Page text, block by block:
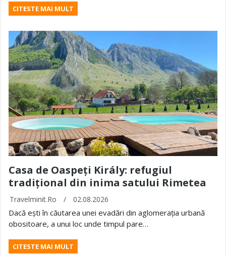
CITESTE MAI MULT
Casa de Oaspeți Király: refugiul
tradițional din inima satului Rimetea
Travelminit.ro / 02.08.2026
Dacă ești în căutarea unei evadări din aglomerația urbană
obositoare, a unui loc unde timpul pare…
CITESTE MAI MULT